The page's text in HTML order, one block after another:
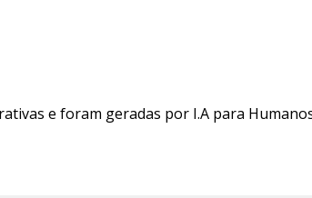
e foram geradas por I.A para